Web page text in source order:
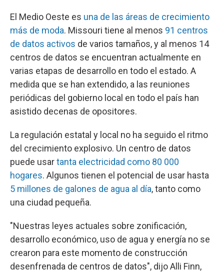
El Medio Oeste es una de las áreas de crecimiento
más de moda. Missouri tiene al menos 91 centros
de datos activos de varios tamaños, y al menos 14
centros de datos se encuentran actualmente en
varias etapas de desarrollo en todo el estado. A
medida que se han extendido, a las reuniones
periódicas del gobierno local en todo el país han
asistido decenas de opositores.
La regulación estatal y local no ha seguido el ritmo
del crecimiento explosivo. Un centro de datos
puede usartanta electricidad como 80 000
hogares. Algunos tienen el potencial de usar hasta
5 millones de galones de agua al día, tanto como
una ciudad pequeña.
"Nuestras leyes actuales sobre zonificación,
desarrollo económico, uso de agua y energía no se
crearon para este momento de construcción
desenfrenada de centros de datos", dijo Alli Finn,